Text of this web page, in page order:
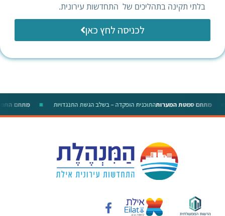
בלתי תקינה בתהליכים של התחדשות עירונית.
לכניסה לחץ כאן
מתחם ◆ מתחם סמטת המערותהתוכנית הופקדה – בשלב הגשת התנגדויות